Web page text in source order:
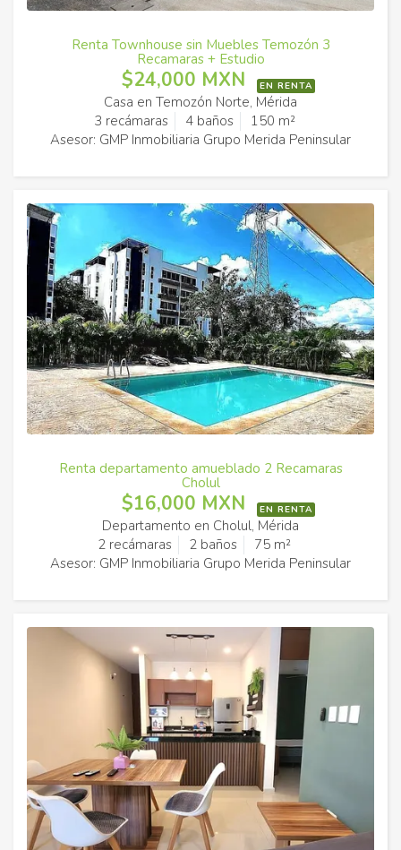
Renta Townhouse sin Muebles Temozón 3
Recamaras + Estudio
$24,000 MXN EN RENTA
Casa en Temozón Norte, Mérida
3 recámaras
4 baños
150 m²
Asesor: GMP Inmobiliaria Grupo Merida Peninsular
Renta departamento amueblado 2 Recamaras
Cholul
$16,000 MXN EN RENTA
Departamento en Cholul, Mérida
2 recámaras
2 baños
75 m²
Asesor: GMP Inmobiliaria Grupo Merida Peninsular